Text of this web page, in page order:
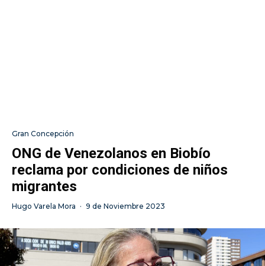
Gran Concepción
ONG de Venezolanos en Biobío
reclama por condiciones de niños
migrantes
Hugo Varela Mora · 9 de Noviembre 2023